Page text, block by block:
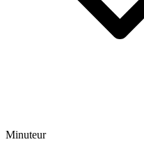
Minuteur